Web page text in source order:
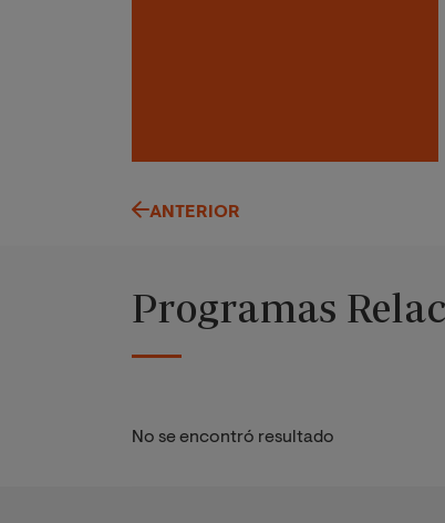
ANTERIOR
Programas
No se encontró resultado